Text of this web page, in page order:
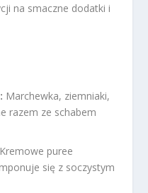
na smaczne dodatki i
Marchewka, ziemniaki,
razem ze schabem
Kremowe puree
się z soczystym